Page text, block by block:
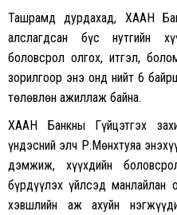
Ташрамд дурдахад, ХААН
алслагдсан бүс нутгийн
боловсрол олгох, итгэл,
зорилгоор энэ онд нийт 6
төлөвлөн ажиллаж байна.
ХААН Банкны Гүйцэтгэх
үндэсний элч Р.Мөнхтуяа
дэмжиж, хүүхдийн
бүрдүүлэх үйлсэд манлайлан
хэвшлийн аж ахуйн